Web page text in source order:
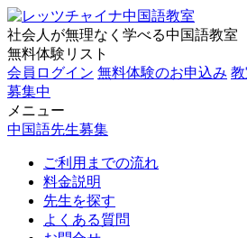
社会人が無理なく学べる中国語教室
無料体験リスト
会員ログイン 無料体験のお申込み
募集中
メニュー
中国語先生募集
ご利用までの流れ
料金説明
先生を探す
よくある質問